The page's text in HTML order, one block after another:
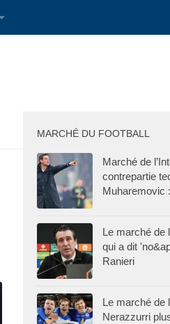
MARCHÉ DU FOOTBALL
Marché de
contrepartie
Muharemovic
Le marché de
qui a dit
Ranieri
Le marché de
Nerazzurri